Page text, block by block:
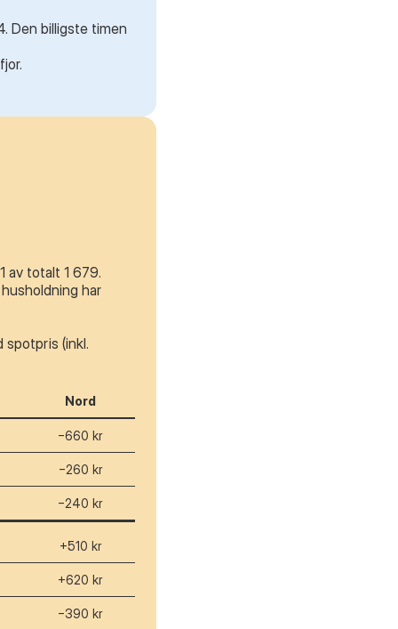
Den billigste timen
av totalt 1 679.
har
spotpris (inkl.
Nord
−660 kr
−260 kr
−240 kr
+510 kr
+620 kr
−390 kr